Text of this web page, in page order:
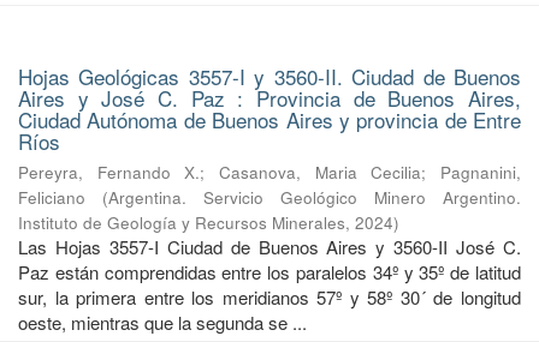
Hojas Geológicas 3557-I y 3560-II. Ciudad de Buenos
Aires y José C. Paz : Provincia de Buenos Aires,
Ciudad Autónoma de Buenos Aires y provincia de Entre
Ríos
Pereyra, Fernando X.;Casanova, Maria Cecilia; Pagnanini,
Feliciano
(Argentina. Servicio Geológico Minero Argentino.
Instituto de Geología y Recursos Minerales, 2024)
Las Hojas 3557-I Ciudad de Buenos Aires y 3560-II José C.
Paz están comprendidas entre los paralelos 34º y 35º de latitud
sur, la primera entre los meridianos 57º y 58º 30´ de longitud
oeste, mientras que la segunda se ...